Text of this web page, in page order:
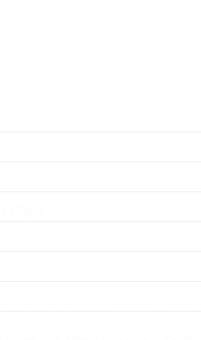
Kantan puede hacer por tu
para preguntar y aclarar